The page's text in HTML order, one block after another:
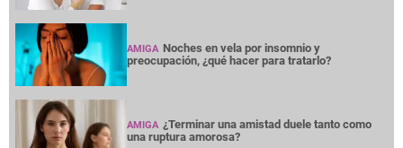
AMIGA Noches en vela por insomnio y
preocupación, ¿qué hacer para tratarlo?
AMIGA ¿Terminar una amistad duele tanto como
una ruptura amorosa?